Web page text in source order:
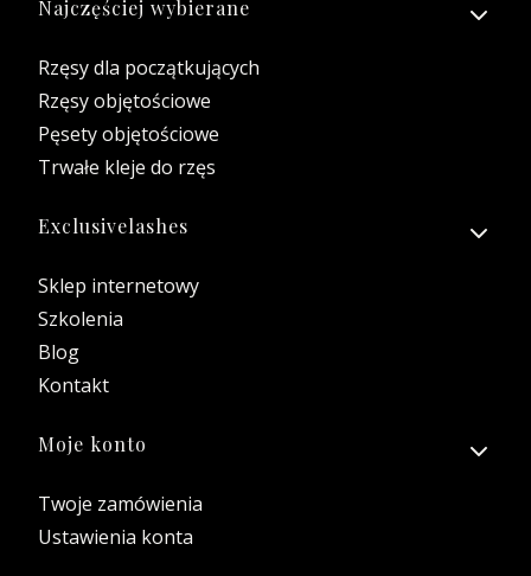
Najczęściej wybierane
Rzęsy dla początkujących
Rzęsy objętościowe
Pęsety objętościowe
Trwałe kleje do rzęs
Exclusivelashes
Sklep internetowy
Szkolenia
Blog
Kontakt
Moje konto
Twoje zamówienia
Ustawienia konta